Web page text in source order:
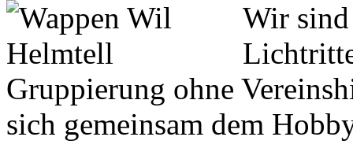
Wir
Gruppierung ohne
sich gemeinsam dem